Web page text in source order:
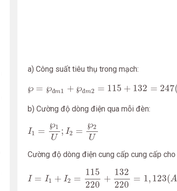
a) Công suất tiêu thụ trong mạch:
℘ = ℘đm1 + ℘đm2 = 115 + 132 = 247(
+ 115+ 132=247(W)
b) Cường độ dòng điện qua mỗi đèn:
I1 =
℘1
U
; I2 =
℘2
U
1U U
Cường độ dòng điện cung cấp cung cấp cho
I = I1 + I2 =
115
220
+
132
220
= 1, 123(A
220+132 220